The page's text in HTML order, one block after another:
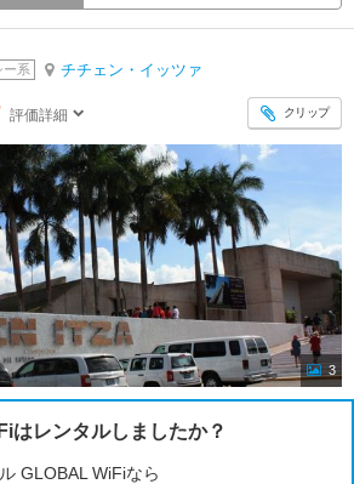
ー系 チチェン・イッツァ
評価詳細 クリップ
3
はレンタルしましたか？
GLOBAL WiFiなら